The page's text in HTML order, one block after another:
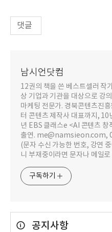
댓글
남시언닷컴
12권의 책을 쓴 베스트셀러 작
상 기업과 기관을 대상으로 강
마케팅 전문가. 경북콘텐츠진
터 콘텐츠 제작사 대표까지, 10
년 EBS 클래스e <AI 콘텐츠 창
출연. me@namsieon.com,
(문자 수신 가능한 번호, 강연
니 부재중이라면 문자나 메일
구독하기
공지사항